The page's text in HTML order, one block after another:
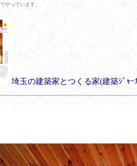
っています。
埼玉の建築家とつくる家(建築ｼﾞｬｰ